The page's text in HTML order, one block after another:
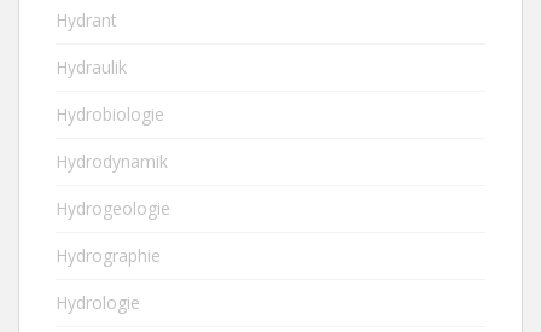
Hydrant
Hydraulik
Hydrobiologie
Hydrodynamik
Hydrogeologie
Hydrographie
Hydrologie